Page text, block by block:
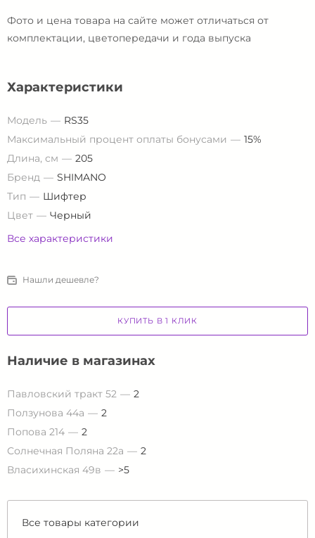
Фото и цена товара на сайте может отличаться от
комплектации, цветопередачи и года выпуска
Характеристики
Модель
RS35
Максимальный процент оплаты бонусами
15%
Длина, см
205
Бренд
SHIMANO
Тип
Шифтер
Цвет
Черный
Все характеристики
Нашли дешевле?
КУПИТЬ В 1 КЛИК
Наличие в магазинах
Павловский тракт 52
2
Ползунова 44а
2
Попова 214
2
Солнечная Поляна 22а
2
Власихинская 49в
>5
Все товары категории